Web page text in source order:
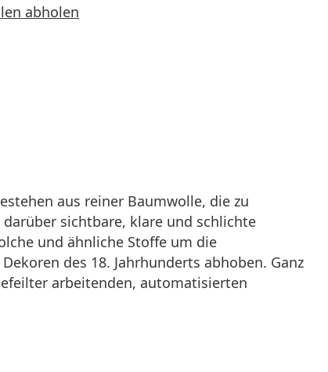
abholen
aus reiner Baumwolle, die zu
sichtbare, klare und schlichte
und ähnliche Stoffe um die
des 18. Jahrhunderts abhoben. Ganz
arbeitenden, automatisierten